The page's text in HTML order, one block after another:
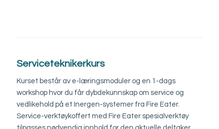
Serviceteknikerkurs
Kurset består av e-læringsmoduler og en 1-dags
workshop hvor du får dybdekunnskap om service og
vedlikehold på et Inergen-systemer fra Fire Eater.
Service-verktøykoffert med Fire Eater spesialverktøy